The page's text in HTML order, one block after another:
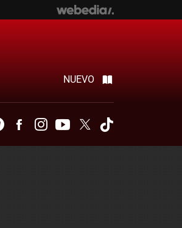
NUEVO
TelegramFacebookInstagramYoutubeTwitter